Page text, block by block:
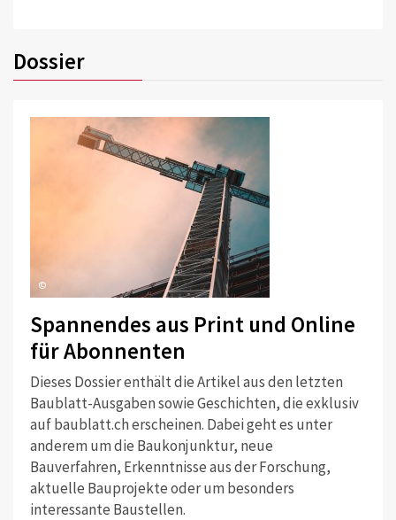
Dossier
©
Spannendes aus Print und Online
für Abonnenten
Dieses Dossier enthält die Artikel aus den letzten
Baublatt-Ausgaben sowie Geschichten, die exklusiv
auf baublatt.ch erscheinen. Dabei geht es unter
anderem um die Baukonjunktur, neue
Bauverfahren, Erkenntnisse aus der Forschung,
aktuelle Bauprojekte oder um besonders
interessante Baustellen.